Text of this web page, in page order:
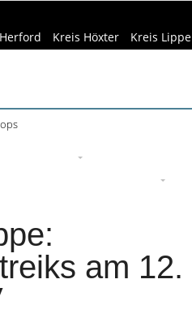
Kreis Höxter Kreis Lippe
am 12.